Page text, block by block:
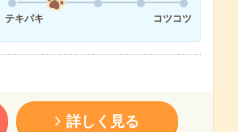
テキパキ
コツコツ
詳しく見る